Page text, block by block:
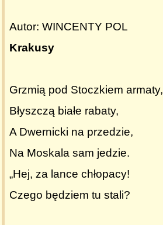
Autor: WINCENTY POL
Krakusy
Grzmią pod Stoczkiem armaty,
Błyszczą białe rabaty,
A Dwernicki na przedzie,
Na Moskala sam jedzie.
„Hej, za lance chłopacy!
Czego będziem tu stali?